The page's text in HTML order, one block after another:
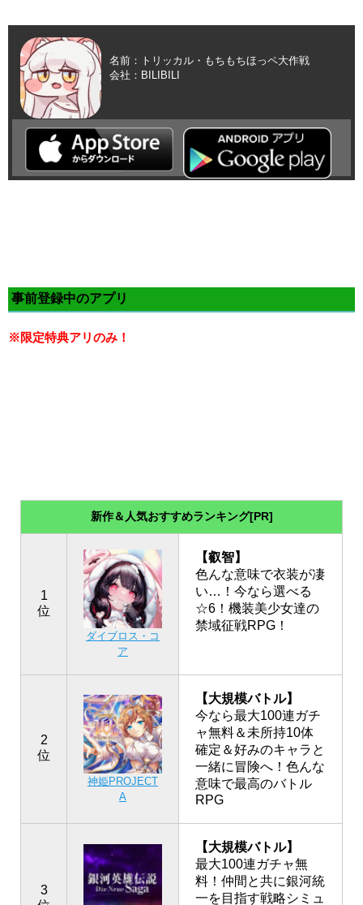
名前：トリッカル・もちもちほっペ大作戦
会社：BILIBILI
事前登録中のアプリ
※限定特典アリのみ！
新作＆人気おすすめランキング[PR]
1
位
ダイブロス・コ
ア
【叡智】
色んな意味で衣装が凄
い…！今なら選べる
☆6！機装美少女達の
禁域征戦RPG！
2
位
神姫PROJECT
A
【大規模バトル】
今なら最大100連ガチ
ャ無料＆未所持10体
確定＆好みのキャラと
一緒に冒険へ！色んな
意味で最高のバトル
RPG
3
【大規模バトル】
最大100連ガチャ無
料！仲間と共に銀河統
一を目指す戦略シミュ